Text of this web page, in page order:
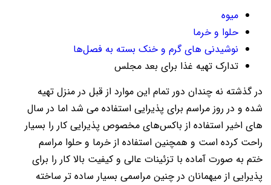
میوه
حلوا و خرما
نوشیدنی های گرم و خنک بسته به فصل‌ها
تدارک تهیه غذا برای بعد مجلس
در گذشته نه چندان دور تمام این موارد از قبل در منزل تهیه
شده و در روز مراسم برای پذیرایی استفاده می شد اما در سال
های اخیر استفاده از باکس‌های مخصوص پذیرایی کار را بسیار
راحت کرده است و همچنین استفاده از خرما و حلوا مراسم
ختم به صورت آماده با تزئینات عالی و کیفیت بالا کار را برای
پذیرایی از میهمانان در چنین مراسمی بسیار ساده تر ساخته